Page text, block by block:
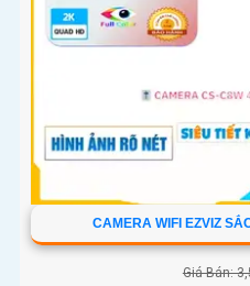
CAMERA WIFI EZVIZ
Giá Bán: